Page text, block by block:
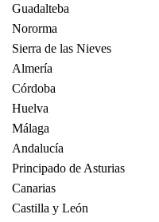
Guadalteba
Nororma
Sierra de las Nieves
Almería
Córdoba
Huelva
Málaga
Andalucía
Principado de Asturias
Canarias
Castilla y León